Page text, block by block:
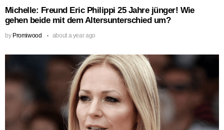
Michelle: Freund Eric Philippi 25 Jahre jünger! Wie
gehen beide mit dem Altersunterschied um?
by Promiwood about a year ago